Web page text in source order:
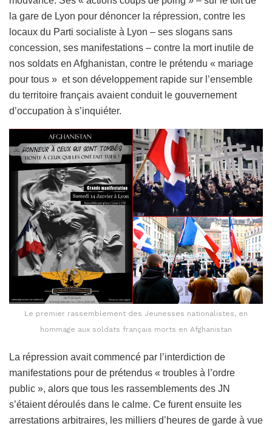
la gare de Lyon pour dénoncer la répression, contre les
locaux du Parti socialiste à Lyon – ses slogans sans
concession, ses manifestations – contre la mort inutile de
nos soldats en Afghanistan, contre le prétendu « mariage
pour tous » et son développement rapide sur l’ensemble
du territoire français avaient conduit le gouvernement
d’occupation à s’inquiéter.
Le premier rassemblement des Jeunesses nationalistes, en
hommage aux soldats français morts en Afghanistan
La répression avait commencé par l’interdiction de
manifestations pour de prétendus « troubles à l’ordre
public », alors que tous les rassemblements des JN
s’étaient déroulés dans le calme. Ce furent ensuite les
arrestations arbitraires, les milliers d’heures de garde à vue